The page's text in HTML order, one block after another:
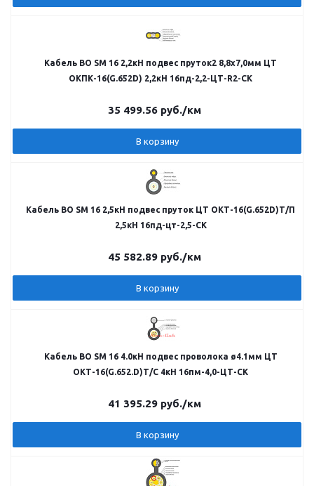
Кабель ВО SM 16 2,2кН подвес пруток2 8,8х7,0мм ЦТ
ОКПК-16(G.652D) 2,2кН 16пд-2,2-ЦТ-R2-СК
35 499.56 руб./км
В корзину
Кабель ВО SM 16 2,5кН подвес пруток ЦТ ОКТ-16(G.652D)Т/П
2,5кН 16пд-цт-2,5-СК
45 582.89 руб./км
В корзину
Кабель ВО SM 16 4.0кН подвес проволока ø4.1мм ЦТ
ОКТ-16(G.652.D)Т/С 4кН 16пм-4,0-ЦТ-СК
41 395.29 руб./км
В корзину